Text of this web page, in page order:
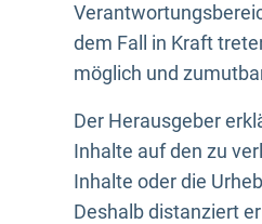
dem Fall in Kraft
möglich und
Der Herausgeber
Inhalte auf den zu
Inhalte oder die
Deshalb distanziert